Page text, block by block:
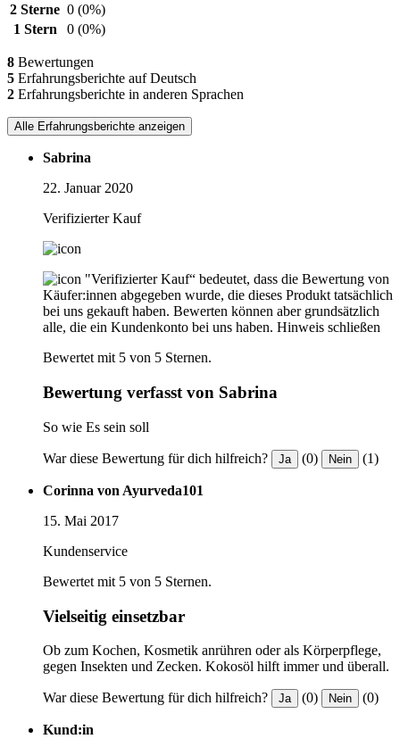
2 Sterne 0 (0%)
1 Stern
0 (0%)
8 Bewertungen
5 Erfahrungsberichte auf Deutsch
2 Erfahrungsberichte in anderen Sprachen
Alle Erfahrungsberichte anzeigen
Sabrina
22. Januar 2020
Verifizierter Kauf
"Verifizierter Kauf“ bedeutet, dass die Bewertung von
Käufer:innen abgegeben wurde, die dieses Produkt tatsächlich
bei uns gekauft haben. Bewerten können aber grundsätzlich
alle, die ein Kundenkonto bei uns haben. Hinweis schließen
Bewertet mit 5 von 5 Sternen.
Bewertung verfasst von Sabrina
So wie Es sein soll
War diese Bewertung für dich hilfreich? Ja (0) Nein (1)
Corinna von Ayurveda101
15. Mai 2017
Kundenservice
Bewertet mit 5 von 5 Sternen.
Vielseitig einsetzbar
Ob zum Kochen, Kosmetik anrühren oder als Körperpflege,
gegen Insekten und Zecken. Kokosöl hilft immer und überall.
War diese Bewertung für dich hilfreich? Ja (0) Nein (0)
Kund:in